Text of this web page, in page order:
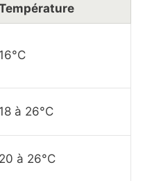
16°C
18 à 26°C
20 à 26°C